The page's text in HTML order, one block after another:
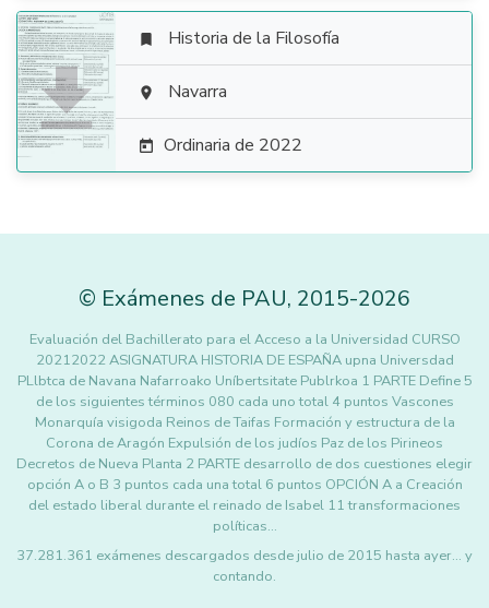

 Historia de la Filosofía
 Navarra
 Ordinaria de 2022
© Exámenes de PAU, 2015-2026
Evaluación del Bachillerato para el Acceso a la Universidad CURSO
20212022 ASIGNATURA HISTORIA DE ESPAÑA upna Universdad
PLlbtca de Navana Nafarroako Uníbertsitate Publrkoa 1 PARTE Define 5
de los siguientes términos 080 cada uno total 4 puntos Vascones
Monarquía visigoda Reinos de Taifas Formación y estructura de la
Corona de Aragón Expulsión de los judíos Paz de los Pirineos
Decretos de Nueva Planta 2 PARTE desarrollo de dos cuestiones elegir
opción A o B 3 puntos cada una total 6 puntos OPCIÓN A a Creación
del estado liberal durante el reinado de Isabel 11 transformaciones
políticas…
37.281.361 exámenes descargados desde julio de 2015 hasta ayer... y
contando.